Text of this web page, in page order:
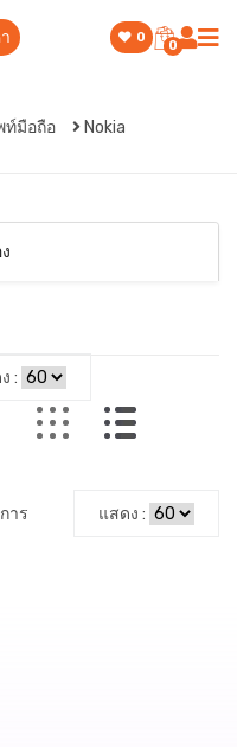
0
0
ท์มือถือ Nokia
:
าร แสดง :